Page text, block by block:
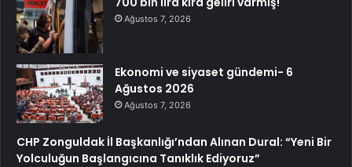
Ağustos 7, 2026
Ekonomi ve siyaset gündemi- 6
Ağustos 2026
Ağustos 7, 2026
CHP Zonguldak İl Başkanlığı’ndan Alınan Dural: “Yeni Bir
Yolculuğun Başlangıcına Tanıklık Ediyoruz”